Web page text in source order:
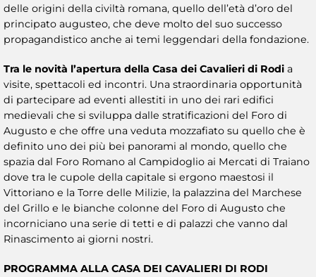
delle origini della civiltà romana, quello dell’età d’oro del
principato augusteo, che deve molto del suo successo
propagandistico anche ai temi leggendari della fondazione.
Tra le novità l’apertura della Casa dei Cavalieri di Rodi a
visite, spettacoli ed incontri. Una straordinaria opportunità
di partecipare ad eventi allestiti in uno dei rari edifici
medievali che si sviluppa dalle stratificazioni del Foro di
Augusto e che offre una veduta mozzafiato su quello che è
definito uno dei più bei panorami al mondo, quello che
spazia dal Foro Romano al Campidoglio ai Mercati di Traiano
dove tra le cupole della capitale si ergono maestosi il
Vittoriano e la Torre delle Milizie, la palazzina del Marchese
del Grillo e le bianche colonne del Foro di Augusto che
incorniciano una serie di tetti e di palazzi che vanno dal
Rinascimento ai giorni nostri.
PROGRAMMA ALLA CASA DEI CAVALIERI DI RODI